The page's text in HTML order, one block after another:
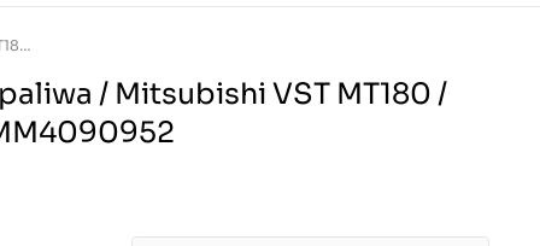
Przewód wtrysku paliwa / Mitsubishi VST MT180 / MT224 / MT270 / MM4090952
/ Mitsubishi VST MT180 /